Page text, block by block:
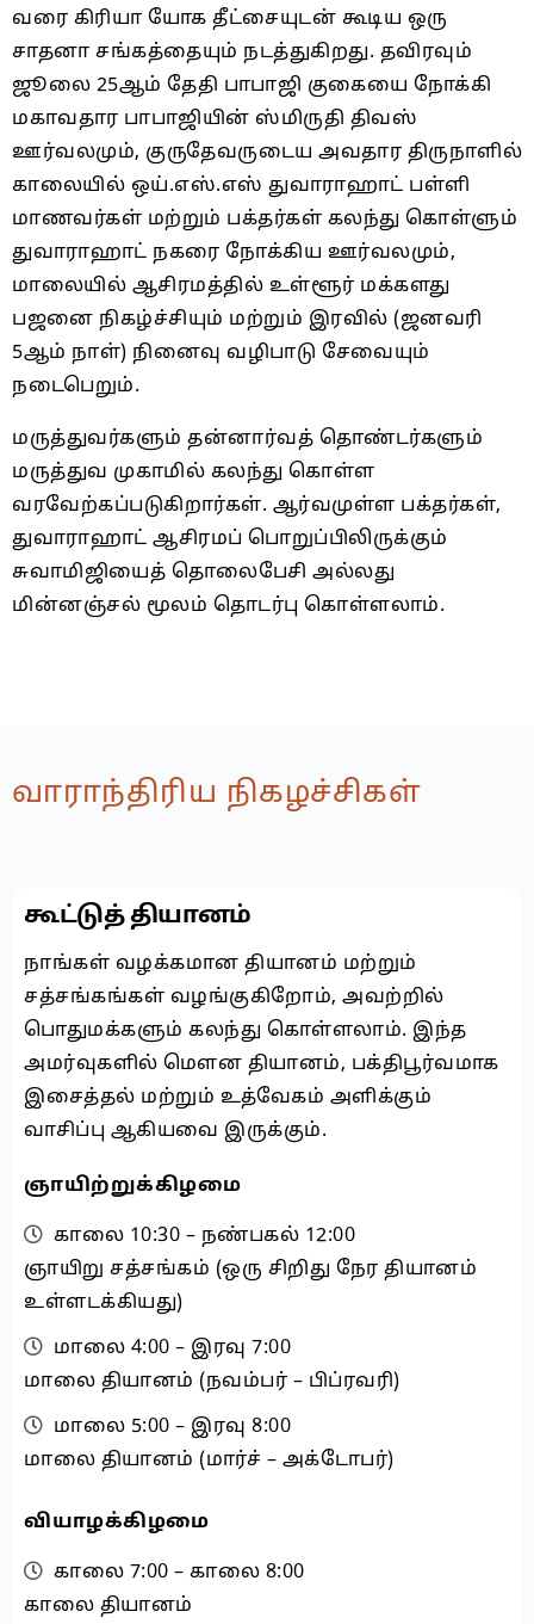
வரை கிரியா யோக தீட்சையுடன் கூடிய ஒரு
சாதனா சங்கத்தையும் நடத்துகிறது. தவிரவும்
ஜூலை 25ஆம் தேதி பாபாஜி குகையை நோக்கி
மகாவதார பாபாஜியின் ஸ்மிருதி திவஸ்
ஊர்வலமும், குருதேவருடைய அவதார திருநாளில்
காலையில் ஒய்.எஸ்.எஸ் துவாராஹாட் பள்ளி
மாணவர்கள் மற்றும் பக்தர்கள் கலந்து கொள்ளும்
துவாராஹாட் நகரை நோக்கிய ஊர்வலமும்,
மாலையில் ஆசிரமத்தில் உள்ளூர் மக்களது
பஜனை நிகழ்ச்சியும் மற்றும் இரவில் (ஜனவரி
5ஆம் நாள்) நினைவு வழிபாடு சேவையும்
நடைபெறும்.
மருத்துவர்களும் தன்னார்வத் தொண்டர்களும்
மருத்துவ முகாமில் கலந்து கொள்ள
வரவேற்கப்படுகிறார்கள். ஆர்வமுள்ள பக்தர்கள்,
துவாராஹாட் ஆசிரமப் பொறுப்பிலிருக்கும்
சுவாமிஜியைத் தொலைபேசி அல்லது
மின்னஞ்சல் மூலம் தொடர்பு கொள்ளலாம்.
வாராந்திரிய நிகழச்சிகள்
கூட்டுத் தியானம்
நாங்கள் வழக்கமான தியானம் மற்றும்
சத்சங்கங்கள் வழங்குகிறோம், அவற்றில்
பொதுமக்களும் கலந்து கொள்ளலாம். இந்த
அமர்வுகளில் மௌன தியானம், பக்திபூர்வமாக
இசைத்தல் மற்றும் உத்வேகம் அளிக்கும்
வாசிப்பு ஆகியவை இருக்கும்.
ஞாயிற்றுக்கிழமை
காலை 10:30 – நண்பகல் 12:00
ஞாயிறு சத்சங்கம் (ஒரு சிறிது நேர தியானம்
உள்ளடக்கியது)
மாலை 4:00 – இரவு 7:00
மாலை தியானம் (நவம்பர் – பிப்ரவரி)
மாலை 5:00 – இரவு 8:00
மாலை தியானம் (மார்ச் – அக்டோபர்)
வியாழக்கிழமை
காலை 7:00 – காலை 8:00
காலை தியானம்